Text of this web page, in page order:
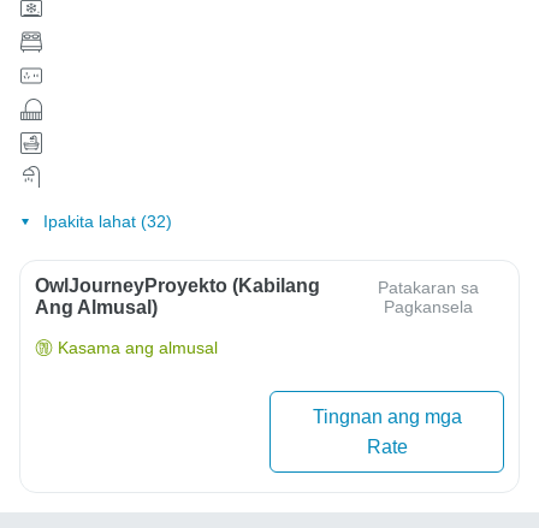
Ipakita lahat (32)
OwlJourneyProyekto (Kabilang
Ang Almusal)
Patakaran sa
Pagkansela
Kasama ang almusal
Tingnan ang mga
Rate